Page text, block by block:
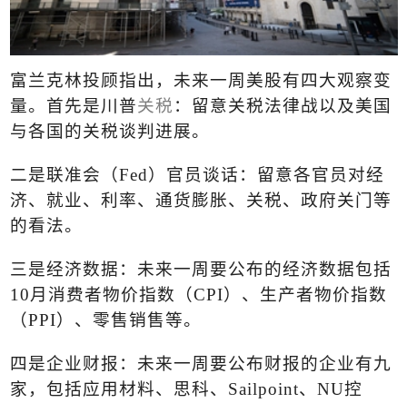
富兰克林投顾指出，未来一周美股有四大观察变
量。首先是川普关税 ：留意关税法律战以及美国
与各国的关税谈判进展。
二是联准会（Fed）官员谈话：留意各官员对经
济、就业、利率、通货膨胀、关税、政府关门等
的看法。
三是经济数据：未来一周要公布的经济数据包括
10月消费者物价指数（CPI）、生产者物价指数
（PPI）、零售销售等。
四是企业财报：未来一周要公布财报的企业有九
家，包括应用材料、思科、 Sailpoint、 NU控